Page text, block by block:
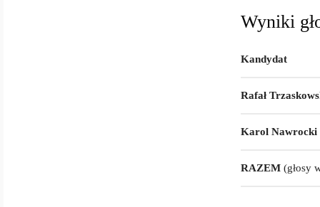
Wyniki
Kandydat
Rafał
Karol Nawrocki
RAZEM(głosy